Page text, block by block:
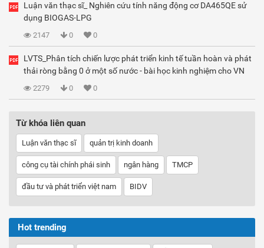
Luận văn thạc sĩ_ Nghiên cứu tính năng động cơ DA465QE sử
dụng BIOGAS-LPG
2147 0 0
LVTS_Phân tích chiến lược phát triển kinh tế tuần hoàn và phát
thải ròng bằng 0 ở một số nước - bài học kinh nghiệm cho VN
2279 0 0
Từ khóa liên quan
Luận văn thạc sĩ quản trị kinh doanh
công cụ tài chính phái sinh ngân hàng TMCP
đầu tư và phát triển việt nam BIDV
Hot trending